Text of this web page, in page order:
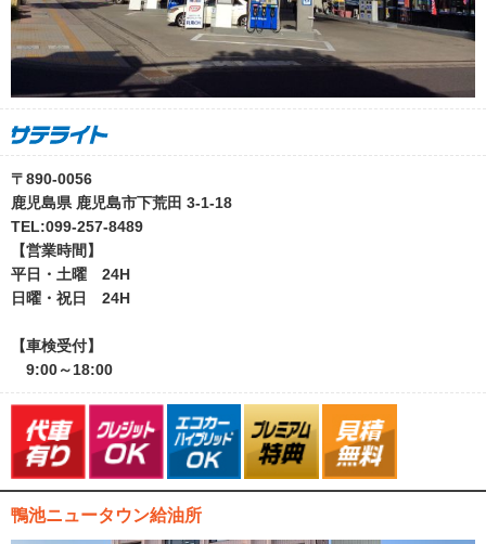
〒890-0056
鹿児島県 鹿児島市下荒田 3-1-18
TEL:099-257-8489
【営業時間】
平日・土曜 24H
日曜・祝日 24H
【車検受付】
9:00～18:00
鴨池ニュータウン給油所